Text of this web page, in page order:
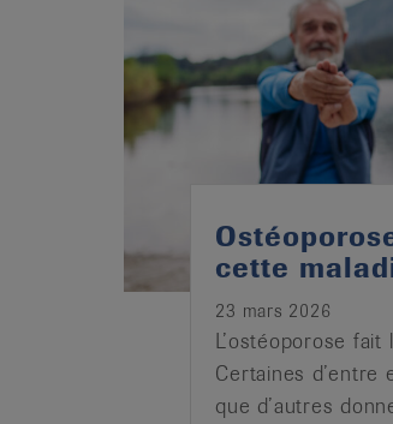
cette
23 mars 2026
L’ostéoporose fait
Certaines d’entre
que d’autres